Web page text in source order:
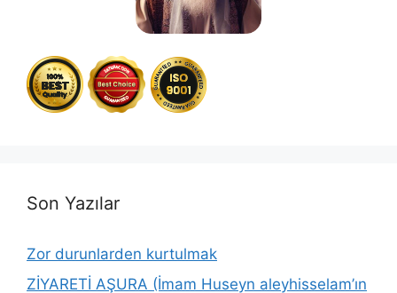
Son Yazılar
Zor durunlarden kurtulmak
ZİYARETİ AŞURA (İmam Huseyn aleyhisselam’ın